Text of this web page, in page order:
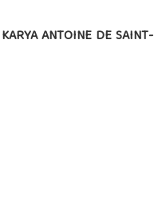
ANTOINE DE SAINT-